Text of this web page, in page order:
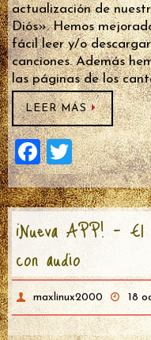
actualización de
Diós». Hemos
fácil leer y/o
canciones. Además
las páginas de los
LEER MÁS
F
a
ce
b
o
o
k
T
wi
tt
er
¡Nueva APP! –
con audio
maxlinux2000 18